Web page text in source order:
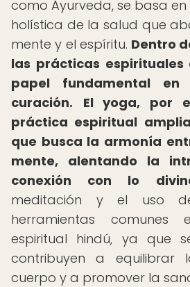
como Ayurveda, se basa
holística de la salud que
mente y el espíritu. Dentro
las prácticas espirituales
papel fundamental
curación.
El yoga, por
práctica espiritual
que busca la armonía
mente, alentando la
conexión con lo
meditación y el uso
herramientas comunes
espiritual hindú, ya que
contribuyen a equilibrar
cuerpo y a promover la